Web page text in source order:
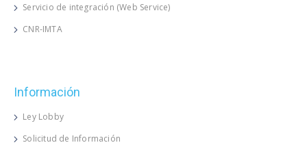
Servicio de integración (Web Service)
CNR-IMTA
Información
Ley Lobby
Solicitud de Información